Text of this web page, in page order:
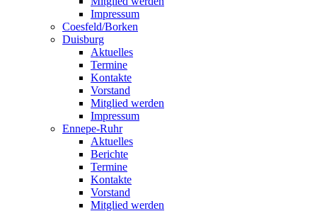
Impressum
Coesfeld/Borken
Duisburg
Aktuelles
Termine
Kontakte
Vorstand
Mitglied werden
Impressum
Ennepe-Ruhr
Aktuelles
Berichte
Termine
Kontakte
Vorstand
Mitglied werden